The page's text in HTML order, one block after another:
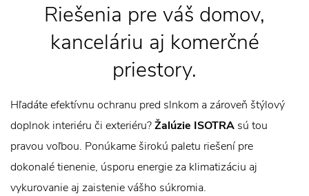
Riešenia pre váš domov,
kanceláriu aj komerčné
priestory.
Hľadáte efektívnu ochranu pred slnkom a zároveň štýlový
doplnok interiéru či exteriéru?Žalúzie ISOTRA sú tou
pravou voľbou. Ponúkame širokú paletu riešení pre
dokonalé tienenie, úsporu energie za klimatizáciu aj
vykurovanie aj zaistenie vášho súkromia.